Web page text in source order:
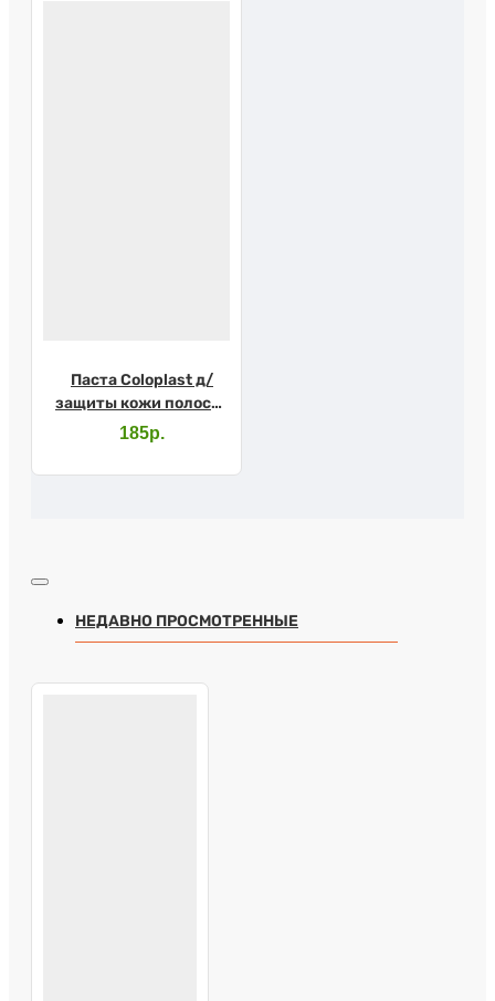
Паста Coloplast д/
защиты кожи полоска
6г 2655
185р.
НЕДАВНО ПРОСМОТРЕННЫЕ